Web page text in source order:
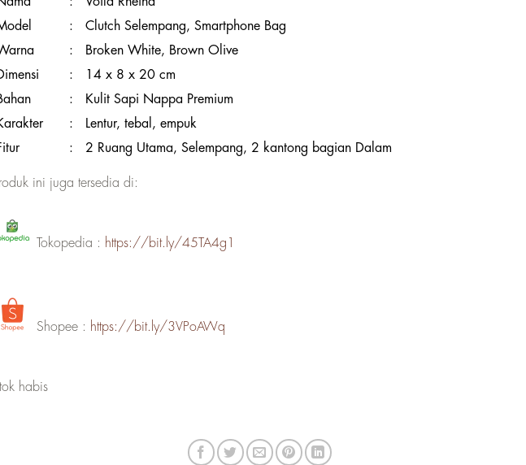
:
Clutch Selempang, Smartphone Bag
:
Broken White, Brown Olive
:
14 x 8 x 20 cm
:
Kulit Sapi Nappa Premium
:
Lentur, tebal, empuk
: 2 Ruang Utama, Selempang, 2 kantong bagian Dalam
ini juga tersedia di:
Tokopedia : https://bit.ly/45TA4g1
Shopee : https://bit.ly/3VPoAWq
habis